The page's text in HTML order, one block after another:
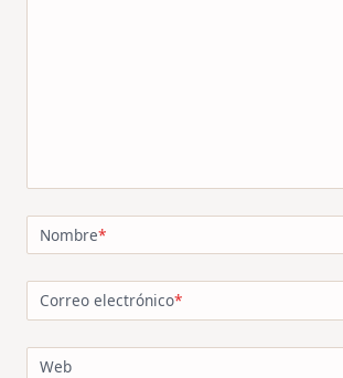
Nombre*
Correo electrónico*
Web